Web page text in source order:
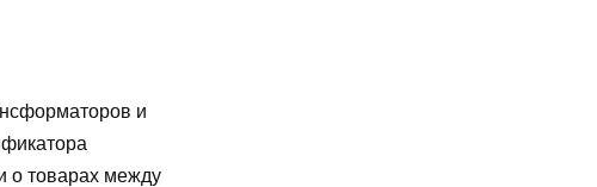
и
о товарах между